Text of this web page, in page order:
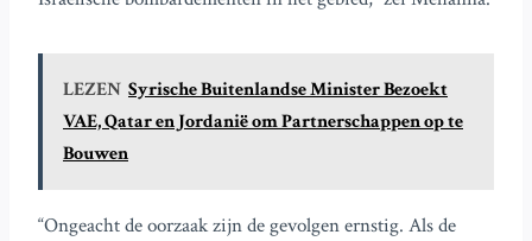
LEZEN Syrische Buitenlandse Minister Bezoekt
VAE, Qatar en Jordanië om Partnerschappen op te
Bouwen
“Ongeacht de oorzaak zijn de gevolgen ernstig. Als de